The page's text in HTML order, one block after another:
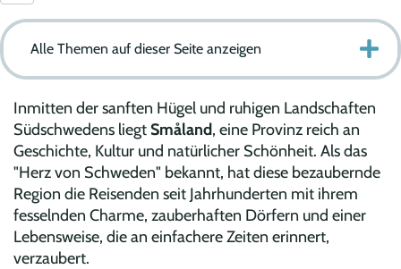
Alle Themen auf dieser Seite anzeigen
Inmitten der sanften Hügel und ruhigen Landschaften
Südschwedens liegtSmåland, eine Provinz reich an
Geschichte, Kultur und natürlicher Schönheit. Als das
"Herz von Schweden" bekannt, hat diese bezaubernde
Region die Reisenden seit Jahrhunderten mit ihrem
fesselnden Charme, zauberhaften Dörfern und einer
Lebensweise, die an einfachere Zeiten erinnert,
verzaubert.